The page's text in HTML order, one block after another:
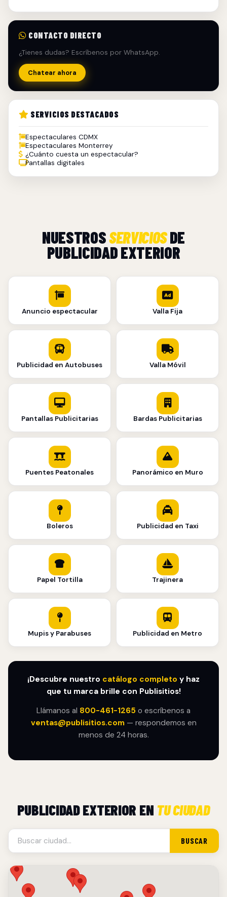
CONTACTO DIRECTO
¿Tienes dudas? Escríbenos por WhatsApp.
Chatear ahora
SERVICIOS DESTACADOS
Espectaculares CDMX
Espectaculares Monterrey
¿Cuánto cuesta un espectacular?
Pantallas digitales
NUESTROSSERVICIOSDE
PUBLICIDAD EXTERIOR
Anuncio espectacular Valla Fija
Publicidad en Autobuses Valla Móvil
Pantallas Publicitarias Bardas Publicitarias
Puentes Peatonales Panorámico en Muro
Boleros Publicidad en Taxi
Papel Tortilla Trajinera
Mupis y Parabuses Publicidad en Metro
¡Descubre nuestro catálogo completo y haz
que tu marca brille con Publisitios!
Llámanos al 800-461-1265 o escríbenos a
ventas@publisitios.com— respondemos en
menos de 24 horas.
PUBLICIDAD EXTERIOR EN TU CIUDAD
BUSCAR